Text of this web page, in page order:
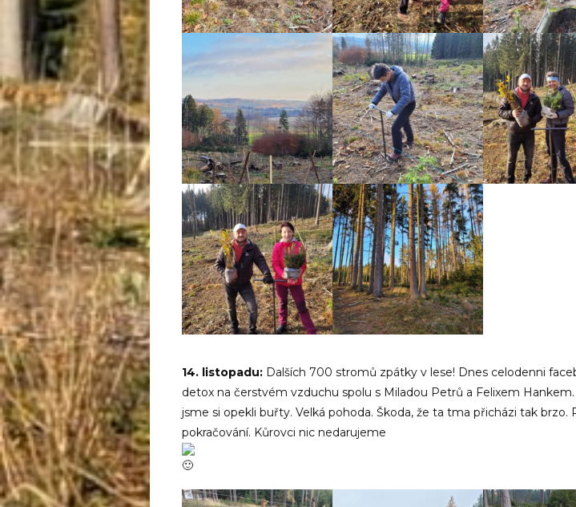
14. listopadu: Dalších 700 stromů zpátky v lese! Dnes celodenni
detox na čerstvém vzduchu spolu s Miladou Petrů a Felixem
jsme si opekli buřty. Velká pohoda. Škoda, že ta tma přicházi tak brzo.
pokračování. Kůrovci nic nedarujeme